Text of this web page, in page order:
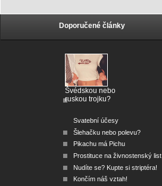
Doporučené články
Švédskou nebo
ruskou trojku?
Svatební účesy
Šlehačku nebo polevu?
Pikachu má Pichu
Prostituce na živnostenský list
Nudíte se? Kupte si striptéra!
Končím náš vztah!